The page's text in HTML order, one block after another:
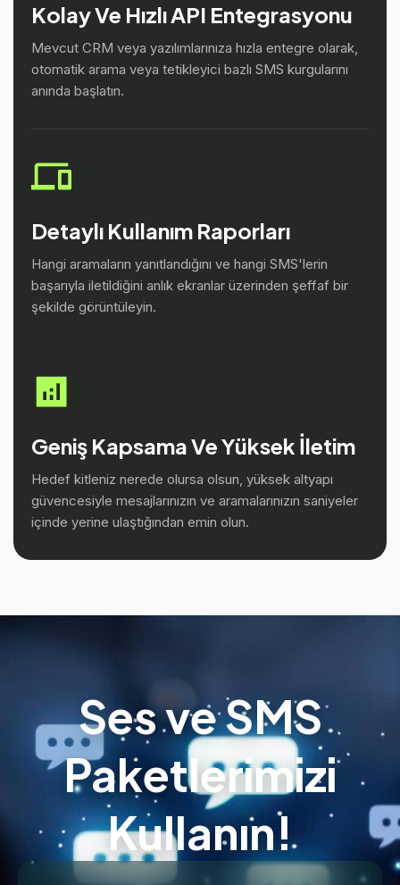
Kolay Ve Hızlı API Entegrasyonu
Mevcut CRM veya yazılımlarınıza hızla entegre olarak,
otomatik arama veya tetikleyici bazlı SMS kurgularını
anında başlatın.
Detaylı Kullanım Raporları
Hangi aramaların yanıtlandığını ve hangi SMS'lerin
başarıyla iletildiğini anlık ekranlar üzerinden şeffaf bir
şekilde görüntüleyin.
Geniş Kapsama Ve Yüksek İletim
Hedef kitleniz nerede olursa olsun, yüksek altyapı
güvencesiyle mesajlarınızın ve aramalarınızın saniyeler
içinde yerine ulaştığından emin olun.
Ses ve SMS
Paketlerimizi
Kullanın!